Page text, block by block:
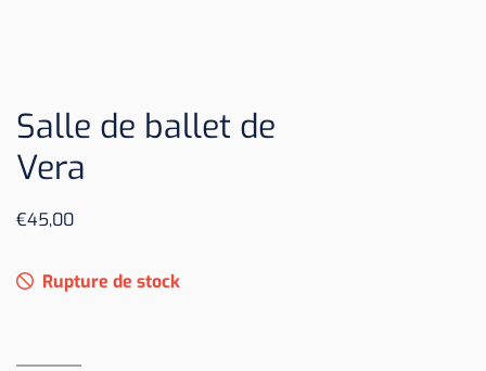
Salle de ballet de
Vera
€45,00
Rupture de stock